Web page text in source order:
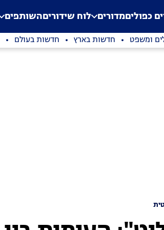
Application error: a
. כפוליםמדורים לוח שידוריםהשותפים
ומשפט חדשות בארץ חדשות בעולם